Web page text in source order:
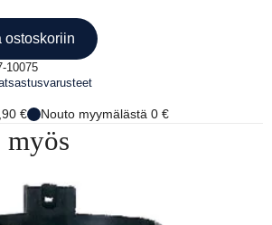
ostoskoriin
10075
€ Nouto myymälästä 0 €
myös